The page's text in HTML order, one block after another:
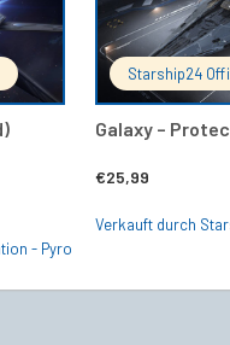
- Pyro
Starship24
Galaxy –
€25,99
Verkauft durch